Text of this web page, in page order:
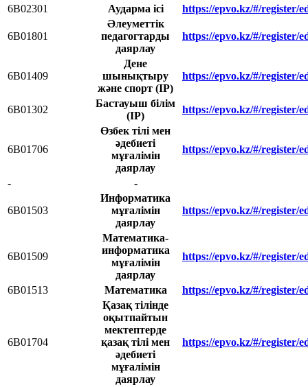
6B02301 Аударма ісі https://epvo.kz/#/register/
6В01801
Әлеуметтік
педагогтарды
даярлау
https://epvo.kz/#/register/
6В01409
Дене
шынықтыру
және спорт (IP)
https://epvo.kz/#/register/
6В01302
Бастауыш білім
(IP)
https://epvo.kz/#/register/
6В01706
Өзбек тілі мен
әдебиеті
мұғалімін
даярлау
https://epvo.kz/#/register/
- -
6B01503
Информатика
мұғалімін
даярлау
https://epvo.kz/#/register/
6B01509
Математика-
информатика
мұғалімін
даярлау
https://epvo.kz/#/register/
6B01513 Математика https://epvo.kz/#/register/
6В01704
Қазақ тілінде
оқытпайтын
мектептерде
қазақ тілі мен
әдебиеті
мұғалімін
даярлау
https://epvo.kz/#/register/